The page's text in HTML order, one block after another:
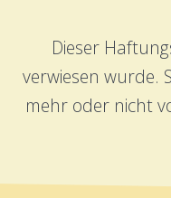
Dieser
verwiesen wurde.
mehr oder nicht